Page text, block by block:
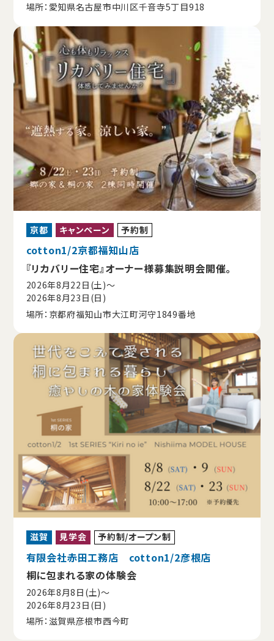
場所：愛知県名古屋市中川区千音寺5丁目918
京都 キャンペーン 予約制
cotton1/2京都福知山店
『リカバリー住宅』オーナー様募集説明会開催。
2026年8月22日(土)〜
2026年8月23日(日)
場所：京都府福知山市大江町河守1849番地
滋賀 見学会 予約制/オープン制
有限会社赤田工務店 cotton1/2彦根店
桐に包まれる家の体験会
2026年8月8日(土)〜
2026年8月23日(日)
場所：滋賀県彦根市西今町